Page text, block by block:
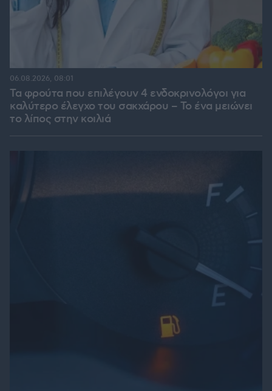
Τα φρούτα που επιλέγουν 4 ενδοκρινολόγοι για
καλύτερο έλεγχο του σακχάρου – Το ένα μειώνει
το λίπος στην κοιλιά
06.08.2026, 08:01